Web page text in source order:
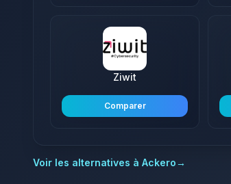
Ziwit
Comparer
Voir les alternatives à Ackero→